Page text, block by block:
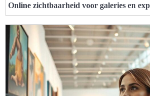
Online zichtbaarheid voor galeries en